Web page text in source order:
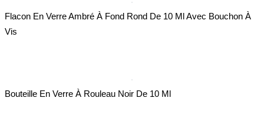
Flacon En Verre Ambré À Fond Rond De 10 Ml Avec Bouchon À
Vis
Bouteille En Verre À Rouleau Noir De 10 Ml